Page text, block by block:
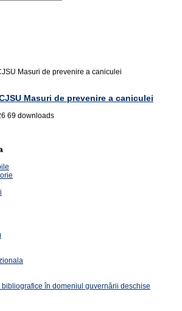
Masuri de prevenire a caniculei
Masuri de prevenire a caniculei
69 downloads
în domeniul guvernării deschise